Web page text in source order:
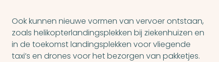
Ook kunnen nieuwe vormen van vervoer ontstaan,
zoals helikopterlandingsplekken bij ziekenhuizen en
in de toekomst landingsplekken voor vliegende
taxi’s en drones voor het bezorgen van pakketjes.